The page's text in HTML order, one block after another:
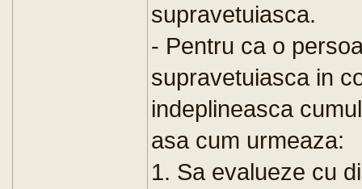
supravetuiasca.
- Pentru ca o
supravetuiasca in
indeplineasca
asa cum urmeaza:
1. Sa evalueze cu